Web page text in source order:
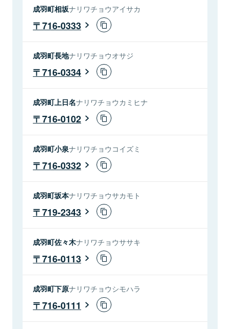
成羽町相坂ナリワチョウアイサカ
716-0333
成羽町長地ナリワチョウオサジ
716-0334
成羽町上日名ナリワチョウカミヒナ
716-0102
成羽町小泉ナリワチョウコイズミ
716-0332
成羽町坂本ナリワチョウサカモト
719-2343
成羽町佐々木ナリワチョウササキ
716-0113
成羽町下原ナリワチョウシモハラ
716-0111